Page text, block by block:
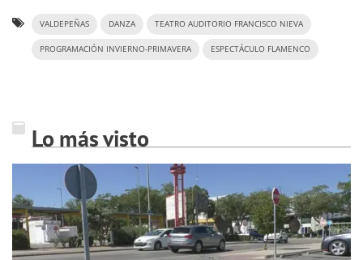
VALDEPEÑAS DANZA TEATRO AUDITORIO FRANCISCO NIEVA
PROGRAMACIÓN INVIERNO-PRIMAVERA ESPECTÁCULO FLAMENCO
Lo más visto